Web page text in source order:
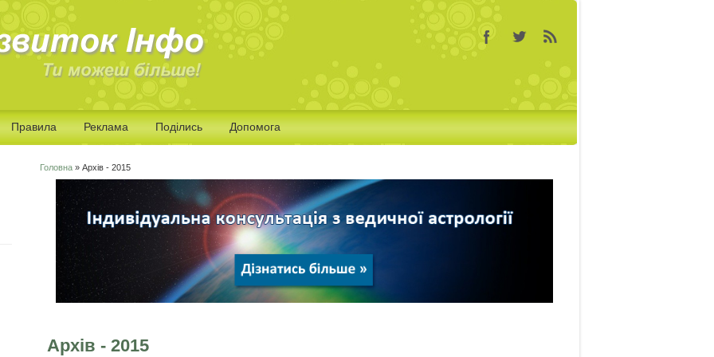
Правила Реклама Поділись Допомога
Ви є тут
Головна» Архів - 2015
Архів - 2015